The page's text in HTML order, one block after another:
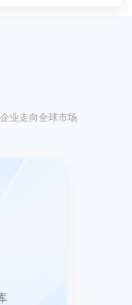
业走向全球市场